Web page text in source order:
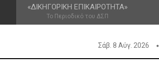
«ΔΙΚΗΓΟΡΙΚΉ ΕΠΙΚΑΙΡΌΤΗΤΑ»
Το Περιοδικό του ΔΣΠ
Σάβ. 8 Αύγ. 2026